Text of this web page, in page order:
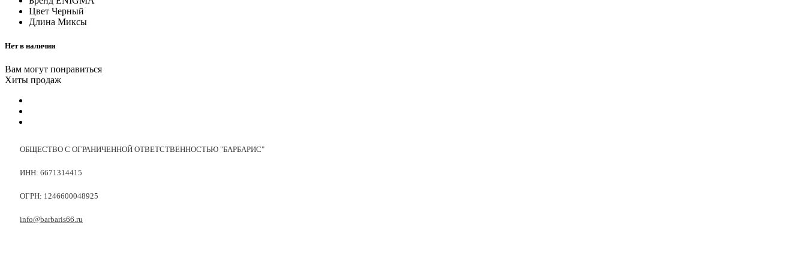
Цвет Черный
Длина Миксы
Нет в наличии
Вам могут понравиться
Хиты продаж
ОБЩЕСТВО С ОГРАНИЧЕННОЙ ОТВЕТСТВЕННОСТЬЮ "БАРБАРИС"
ИНН: 6671314415
ОГРН: 1246600048925
info@barbaris66.ru